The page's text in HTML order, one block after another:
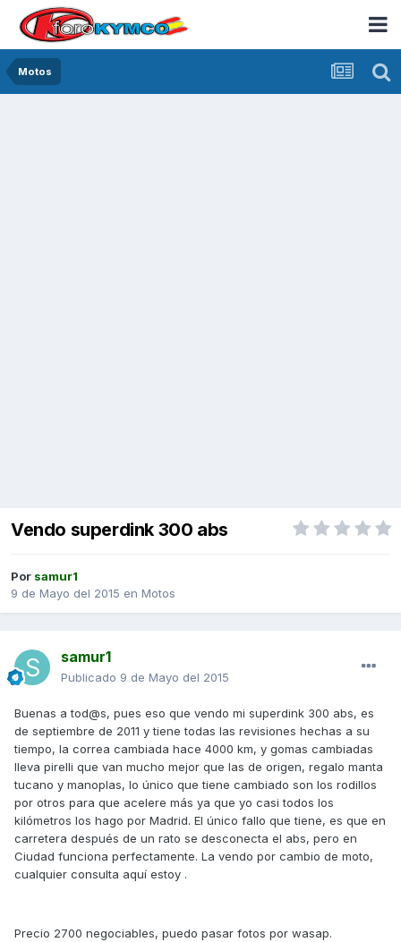
Motos
Vendo superdink 300 abs
Por samur1
9 de Mayo del 2015 en Motos
samur1
Publicado 9 de Mayo del 2015
Buenas a tod@s, pues eso que vendo mi superdink 300 abs, es
de septiembre de 2011 y tiene todas las revisiones hechas a su
tiempo, la correa cambiada hace 4000 km, y gomas cambiadas
lleva pirelli que van mucho mejor que las de origen, regalo manta
tucano y manoplas, lo único que tiene cambiado son los rodillos
por otros para que acelere más ya que yo casi todos los
kilómetros los hago por Madrid. El único fallo que tiene, es que en
carretera después de un rato se desconecta el abs, pero en
Ciudad funciona perfectamente. La vendo por cambio de moto,
cualquier consulta aquí estoy .
Precio 2700 negociables, puedo pasar fotos por wasap.